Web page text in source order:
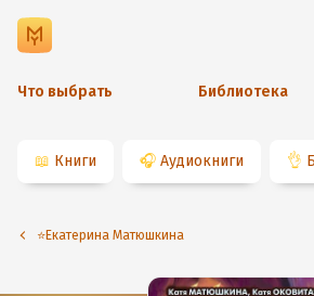
Что выбрать Библиотека
📖 Книги 🎧 Аудиокниги 👌
⭐️Екатерина Матюшкина